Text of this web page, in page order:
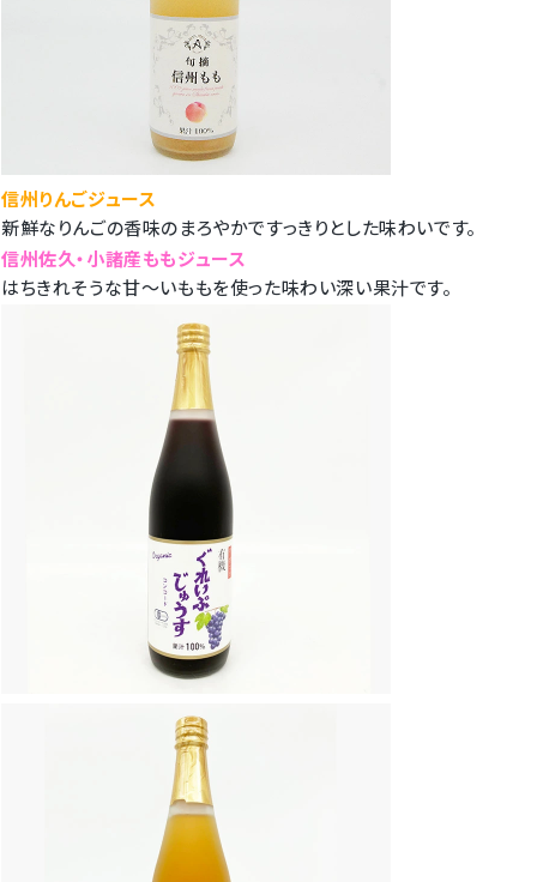
信州りんごジュース
新鮮なりんごの香味のまろやかですっきりとした味わいです。
信州佐久・小諸産ももジュース
はちきれそうな甘〜いももを使った味わい深い果汁です。